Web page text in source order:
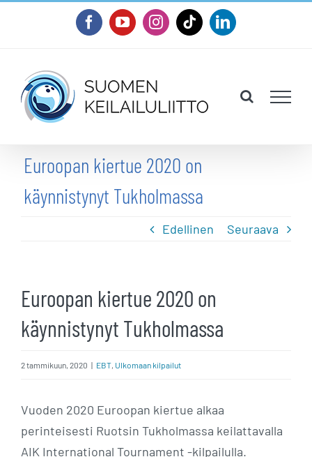
FacebookYouTubeInstagram
TiktokLinkedIn
Euroopan kiertue 2020 on
käynnistynyt Tukholmassa
Edellinen Seuraava
Euroopan kiertue 2020 on
käynnistynyt Tukholmassa
2 tammikuun, 2020 | EBT, Ulkomaan kilpailut
Vuoden 2020 Euroopan kiertue alkaa
perinteisesti Ruotsin Tukholmassa keilattavalla
AIK International Tournament -kilpailulla.